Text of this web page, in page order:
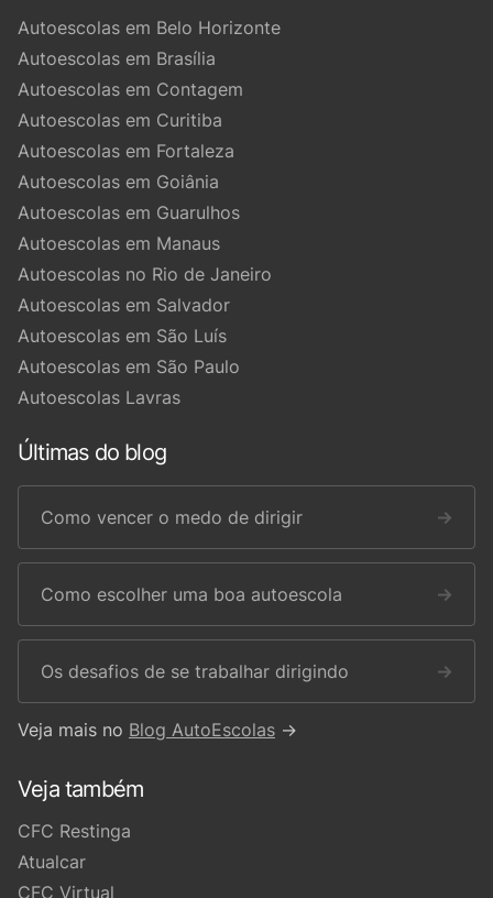
Autoescolas em Belo Horizonte
Autoescolas em Brasília
Autoescolas em Contagem
Autoescolas em Curitiba
Autoescolas em Fortaleza
Autoescolas em Goiânia
Autoescolas em Guarulhos
Autoescolas em Manaus
Autoescolas no Rio de Janeiro
Autoescolas em Salvador
Autoescolas em São Luís
Autoescolas em São Paulo
Autoescolas Lavras
Últimas do blog
Como vencer o medo de dirigir →
Como escolher uma boa autoescola →
Os desafios de se trabalhar dirigindo →
Veja mais no Blog AutoEscolas →
Veja também
CFC Restinga
Atualcar
CFC Virtual